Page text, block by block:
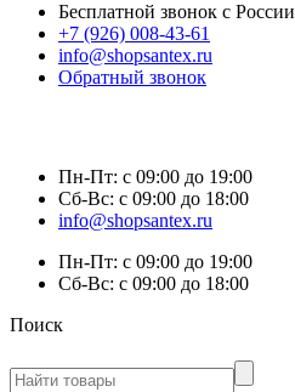
Бесплатной звонок с России
+7 (926) 008-43-61
info@shopsantex.ru
Обратный звонок
Пн-Пт: с 09:00 до 19:00
Сб-Вс: с 09:00 до 18:00
info@shopsantex.ru
Пн-Пт: с 09:00 до 19:00
Сб-Вс: с 09:00 до 18:00
Поиск